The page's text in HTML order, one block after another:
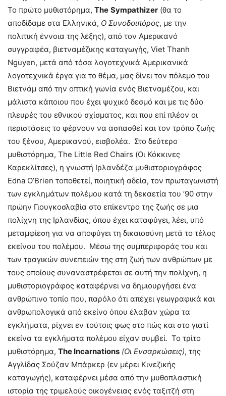
Το πρώτο μυθιστόρημα, The Sympathizer (θα το
αποδίδαμε στα Ελληνικά, Ο Συνοδοιπόρος, με την
πολιτική έννοια της λέξης), από τον Αμερικανό
συγγραφέα, βιετναμέζικης καταγωγής, Viet Thanh
Nguyen, μετά από τόσα λογοτεχνικά Αμερικανικά
λογοτεχνικά έργα για το θέμα, μας δίνει τον πόλεμο του
Βιετνάμ από την οπτική γωνία ενός Βιετναμέζου, και
μάλιστα κάποιου που έχει ψυχικό δεσμό και με τις δύο
πλευρές του εθνικού σχίσματος, και που επί πλέον οι
περιστάσεις το φέρνουν να ασπασθεί και τον τρόπο ζωής
του ξένου, Αμερικανού, εισβολέα. Στο δεύτερο
μυθιστόρημα, The Little Red Chairs (Οι Κόκκινες
Καρεκλίτσες), η γνωστή Ιρλανδέζα μυθιστοριογράφος
Edna O’Brien τοποθετεί, ποιητική αδεία, τον πρωταγωνιστή
των εγκλημάτων πολέμου κατά τη δεκαετία του ’90 στην
πρώην Γιουγκοσλαβία στο επίκεντρο της ζωής σε μια
πολίχνη της Ιρλανδίας, όπου έχει καταφύγει, λέει, υπό
μεταμφίεση για να αποφύγει τη δικαιοσύνη μετά το τέλος
εκείνου του πολέμου. Μέσω της συμπεριφοράς του και
των τραγικών συνεπειών της στη ζωή των ανθρώπων με
τους οποίους συναναστρέφεται σε αυτή την πολίχνη, η
μυθιστοριογράφος καταφέρνει να δημιουργήσει ένα
ανθρώπινο τοπίο που, παρόλο ότι απέχει γεωγραφικά και
ανθρωπολογικά από εκείνο όπου έλαβαν χώρα τα
εγκλήματα, ρίχνει εν τούτοις φως στο πώς και στο γιατί
εκείνα τα εγκλήματα πολέμου είχαν συμβεί. Το τρίτο
μυθιστόρημα, The Incarnations (Οι Ενσαρκώσεις), της
Αγγλίδας Σούζαν Μπάρκερ (εν μέρει Κινεζικής
καταγωγής), καταφέρνει μέσα από την μυθοπλαστική
ιστορία της τριμελούς οικογένειας ενός ταξιτζή στη